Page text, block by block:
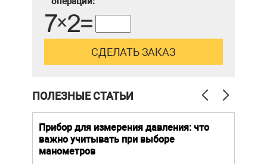
ПОЛЕЗНЫЕ СТАТЬИ
Прибор для измерения давления: что
важно учитывать при выборе
манометров